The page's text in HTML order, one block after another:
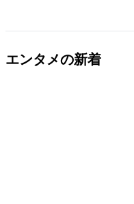
エンタメの新着